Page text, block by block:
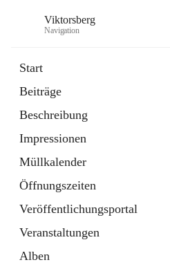
Viktorsberg
Navigation
Start
Beiträge
Beschreibung
Impressionen
Müllkalender
Öffnungszeiten
Veröffentlichungsportal
Veranstaltungen
Alben
1 Schnellzugriff
Bürgerservice
10 Schnellzugriffe